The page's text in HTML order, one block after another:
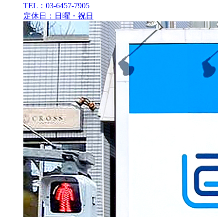
TEL：03-6457-7905
定休日：日曜・祝日